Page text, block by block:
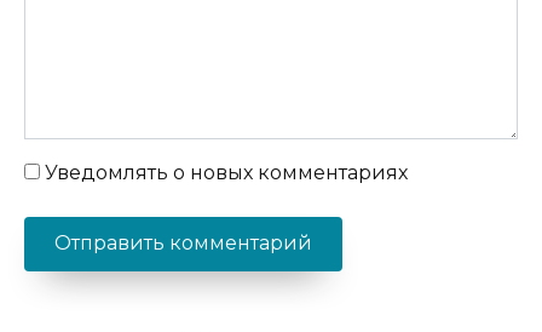
Уведомлять о новых комментариях